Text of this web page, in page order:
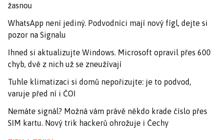
žasnou
WhatsApp není jediný. Podvodníci mají nový fígl, dejte si
pozor na Signalu
Ihned si aktualizujte Windows. Microsoft opravil přes 600
chyb, dvě z nich už se zneužívají
Tuhle klimatizaci si domů nepořizujte: je to podvod,
varuje před ní i ČOI
Nemáte signál? Možná vám právě někdo krade číslo přes
SIM kartu. Nový trik hackerů ohrožuje i Čechy